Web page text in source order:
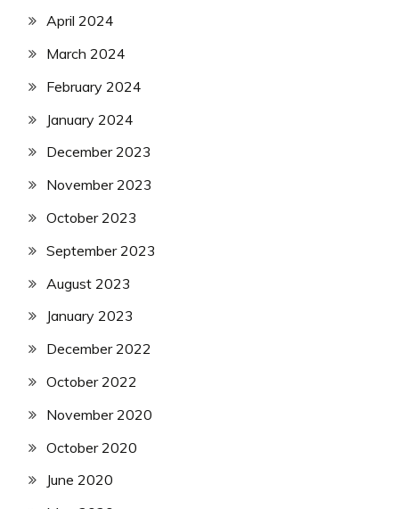
April 2024
March 2024
February 2024
January 2024
December 2023
November 2023
October 2023
September 2023
August 2023
January 2023
December 2022
October 2022
November 2020
October 2020
June 2020